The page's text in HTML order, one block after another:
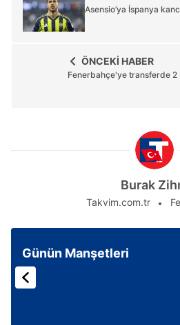
Asensio’ya İspanya
ÖNCEKİ HABER
Fenerbahçe'ye transferde 2
Burak
Takvim.com.tr
Günün Manşetleri